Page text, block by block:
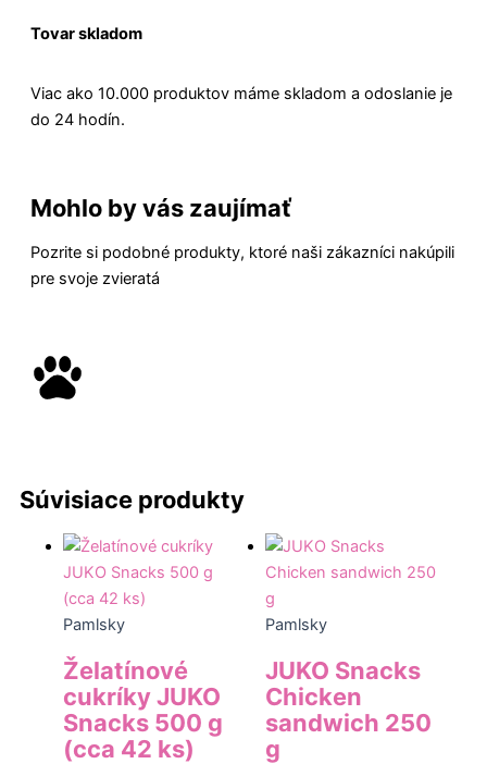
Tovar skladom
Viac ako 10.000 produktov máme skladom a odoslanie je
do 24 hodín.
Mohlo by vás zaujímať
Pozrite si podobné produkty, ktoré naši zákazníci nakúpili
pre svoje zvieratá
Súvisiace produkty
Pamlsky
Želatínové
cukríky JUKO
Snacks 500 g
(cca 42 ks)
Pamlsky
JUKO Snacks
Chicken
sandwich 250
g